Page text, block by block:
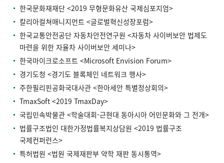
한국문화재재단 <2019 무형문화유산 국제심포지엄>
칼리아컬쳐매니지먼트 <글로벌혁신성장포럼>
한국교통안전공단 자동차안전연구원 <자동차 사이버보안 법제도
마련을 위한 자율차 사이버보안 세미나>
한국마이크로소프트 <Microsoft Envision Forum>
경기도청 <경기도 블록체인 네트워크 행사>
주한필리핀공화국대사관 <한아세안 특별정상회의>
TmaxSoft <2019 TmaxDay>
국립민속박물관 <학술대회-근현대 동아시아 어민문화와 그 전개>
법률구조법인 대한가정법률복지상담원 <2019 법률구조
국제컨퍼런스>
특허법원 <법원 국제재판부 약학 재판 동시통역>